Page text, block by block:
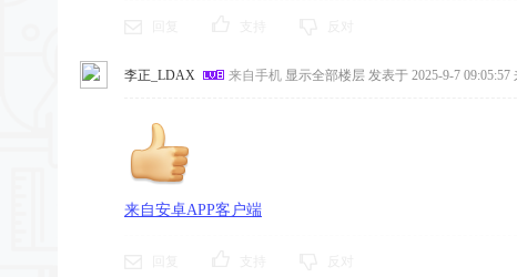
李正_LDAX 来自手机 显示全部楼层 发表于 2025-9-7 09:05:57
来自安卓APP客户端